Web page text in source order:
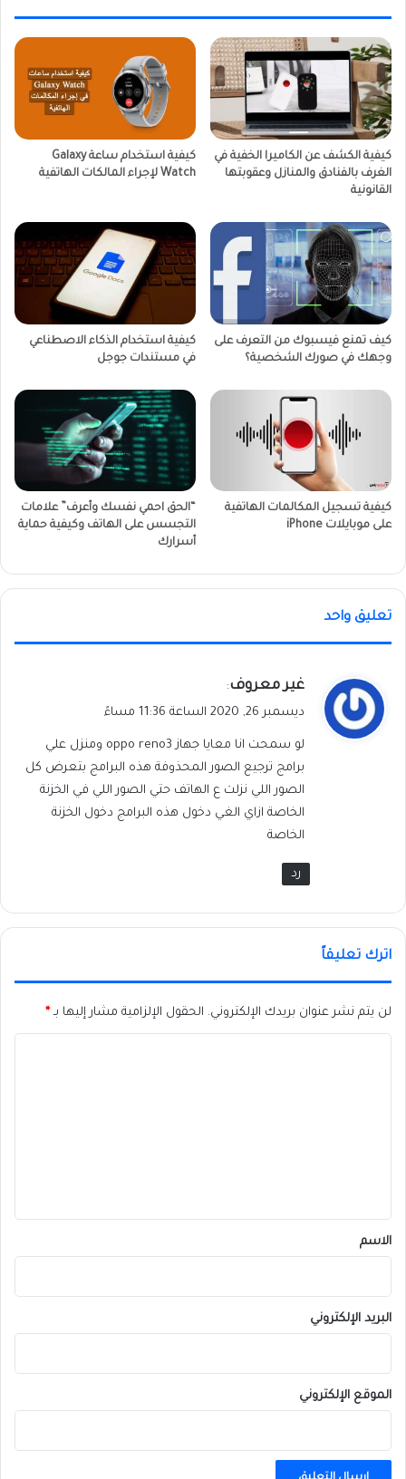
كيفية الكشف عن الكاميرا الخفية في
الغرف بالفنادق والمنازل وعقوبتها
القانونية
كيفية استخدام ساعة Galaxy
Watch لإجراء المالكات الهاتفية
كيف تمنع فيسبوك من التعرف على
وجهك في صورك الشخصية؟
كيفية استخدام الذكاء الاصطناعي
في مستندات جوجل
كيفية تسجيل المكالمات الهاتفية
على موبايلات iPhone
“الحق احمي نفسك وأعرف” علامات
التجسس على الهاتف وكيفية حماية
أسرارك
تعليق واحد
ي
ق
غير معروف:
ديسمبر 26, 2020 الساعة 11:36 مساءً
لو سمحت انا معايا جهاز oppo reno3 ومنزل علي
برامج ترجيع الصور المحذوفة هذه البرامج بتعرض كل
الصور اللي نزلت ع الهاتف حتي الصور اللي في الخزنة
الخاصة ازاي الغي دخول هذه البرامج دخول الخزنة
الخاصة
رد
اترك تعليقاً
لن يتم نشر عنوان بريدك الإلكتروني. الحقول الإلزامية مشار إليها بـ*
*
الاسم
البريد الإلكتروني
الموقع الإلكتروني